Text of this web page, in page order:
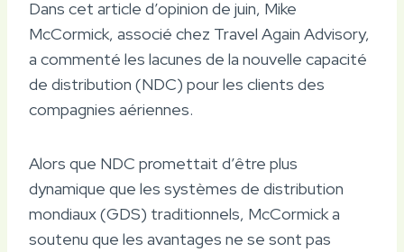
Dans cet article d’opinion de juin, Mike
McCormick, associé chez Travel Again Advisory,
a commenté les lacunes de la nouvelle capacité
de distribution (NDC) pour les clients des
compagnies aériennes.
Alors que NDC promettait d’être plus
dynamique que les systèmes de distribution
mondiaux (GDS) traditionnels, McCormick a
soutenu que les avantages ne se sont pas